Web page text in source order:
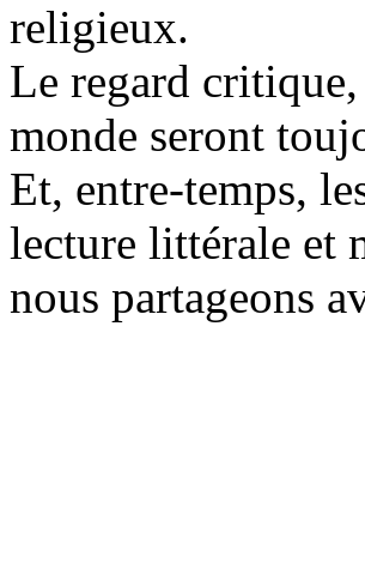
religieux.
Le regard critique,
monde seront
Et, entre-temps,
lecture littérale et
nous partageons